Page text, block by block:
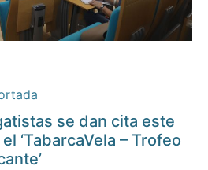
se dan cita este
‘TabarcaVela – Trofeo